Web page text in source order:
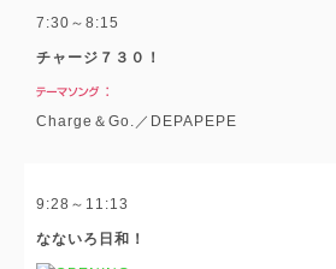
7:30～8:15
チャージ７３０！
Charge＆Go.／DEPAPEPE
9:28～11:13
なないろ日和！